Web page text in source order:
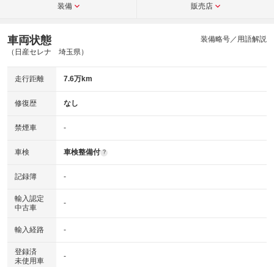
装備 販売店
車両状態
（日産セレナ 埼玉県）
装備略号／用語解説
走行距離 7.6万km
修復歴 なし
禁煙車 -
車検 車検整備付 ?
記録簿 -
輸入認定
中古車
-
輸入経路 -
登録済
未使用車
-